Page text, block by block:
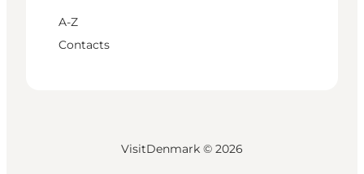
A-Z
Contacts
VisitDenmark © 2026